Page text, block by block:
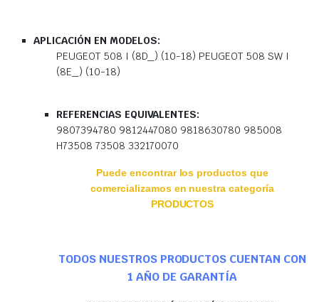
APLICACIÓN EN MODELOS:
PEUGEOT 508 I (8D_) (10-18) PEUGEOT 508 SW I
(8E_) (10-18)
REFERENCIAS EQUIVALENTES:
9807394780 9812447080 9818630780 985008
H73508 73508 332170070
Puede encontrar los productos que
comercializamos en nuestra categoría
PRODUCTOS
TODOS NUESTROS PRODUCTOS CUENTAN CON
1 AÑO DE GARANTÍA